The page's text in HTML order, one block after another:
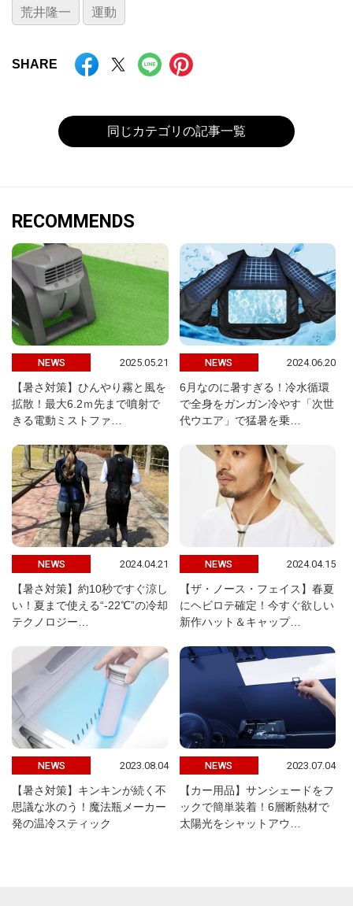
荒井隆一 運動
SHARE
同じカテゴリの記事一覧
RECOMMENDS
NEWS 2025.05.21
【暑さ対策】ひんやり霧と風を
拡散！最大6.2ｍ先まで噴射で
きる電動ミストファ…
NEWS 2024.06.20
6月なのに暑すぎる！冷水循環
で全身をガンガン冷やす「次世
代ウエア」で猛暑を乗…
NEWS 2024.04.21
【暑さ対策】約10秒ですぐ涼し
い！夏まで使える“-22℃”の冷却
テクノロジー…
NEWS 2024.04.15
【ザ・ノース・フェイス】春夏
にヘビロテ確定！今すぐ欲しい
新作ハット＆キャップ…
NEWS 2023.08.04
【暑さ対策】キンキンが続く不
思議な氷のう！魔法瓶メーカー
発の温冷スティック
NEWS 2023.07.04
【カー用品】サンシェードをフ
ックで簡単装着！6層断熱材で
太陽光をシャットアウ…